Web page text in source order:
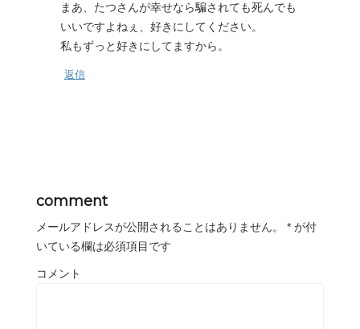
まあ、たつさんが幸せなら騙されても死んでも
いいですよねぇ、好きにしてください。
私もずっと好きにしてますから。
返信
comment
メールアドレスが公開されることはありません。 * が付
いている欄は必須項目です
コメント